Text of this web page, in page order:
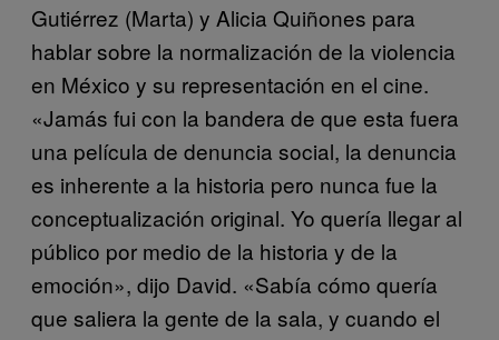
Gutiérrez (Marta) y Alicia Quiñones para
hablar sobre la normalización de la violencia
en México y su representación en el cine.
«Jamás fui con la bandera de que esta fuera
una película de denuncia social, la denuncia
es inherente a la historia pero nunca fue la
conceptualización original. Yo quería llegar al
público por medio de la historia y de la
emoción», dijo David. «Sabía cómo quería
que saliera la gente de la sala, y cuando el